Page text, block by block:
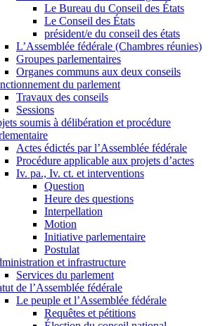
Le Bureau du Conseil des États
Le Conseil des États
président/e du conseil des états
L’Assemblée fédérale (Chambres réunies)
Groupes parlementaires
Organes communs aux deux conseils
du parlement
Travaux des conseils
Sessions
soumis à délibération et procédure
Actes édictés par l’Assemblée fédérale
Procédure applicable aux projets d’actes
Iv. pa., Iv. ct. et interventions
Question
Heure des questions
Interpellation
Motion
Initiative parlementaire
Postulat
et infrastructure
Services du parlement
de l’Assemblée fédérale
Le peuple et l’Assemblée fédérale
Requêtes et pétitions